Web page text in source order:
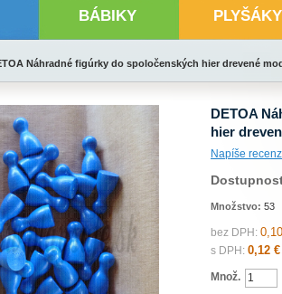
BÁBIKY PLYŠÁKY
Náhradné figúrky do spoločenských hier drevené
DETOA
hier
Napíše
Množstvo: 53
bez DPH:
s DPH: 0,12 €
Množ.